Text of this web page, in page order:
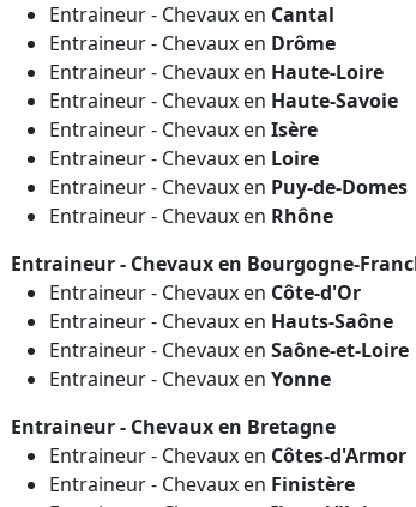
Entraineur - Chevaux en Cantal
Entraineur - Chevaux en Drôme
Entraineur - Chevaux en Haute-Loire
Entraineur - Chevaux en Haute-Savoie
Entraineur - Chevaux en Isère
Entraineur - Chevaux en Loire
Entraineur - Chevaux en Puy-de-Domes
Entraineur - Chevaux en Rhône
Entraineur - Chevaux en Bourgogne-
Entraineur - Chevaux en Côte-d'Or
Entraineur - Chevaux en Hauts-Saône
Entraineur - Chevaux en Saône-et-Loire
Entraineur - Chevaux en Yonne
Entraineur - Chevaux en Bretagne
Entraineur - Chevaux en Côtes-d'Armor
Entraineur - Chevaux en Finistère